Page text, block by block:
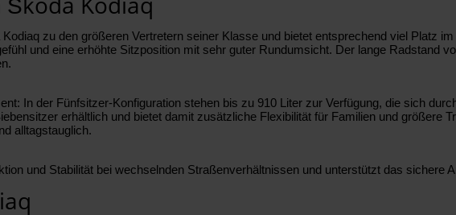
zu den größeren Vertretern seiner Klasse und bietet entsprechend viel Platz
und eine erhöhte Sitzposition mit sehr guter Rundumsicht. Der lange Radstand
In der Fünfsitzer-Konfiguration stehen bis zu 910 Liter zur Verfügung, die sich
erhältlich und bietet damit zusätzliche Flexibilität für Familien und größere
alltagstauglich.
und Stabilität bei wechselnden Straßenverhältnissen und unterstützt das sichere